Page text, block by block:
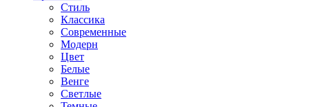
Стиль
Классика
Современные
Модерн
Цвет
Белые
Венге
Светлые